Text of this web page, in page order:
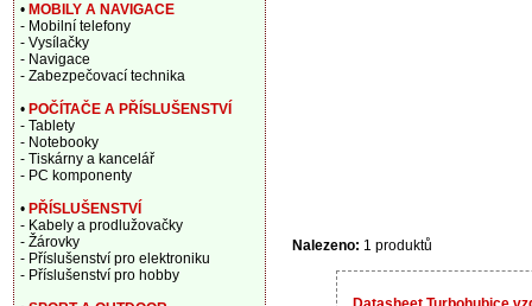
Nalezeno: 1 produktů
• MOBILY A NAVIGACE
- Mobilní telefony
- Vysílačky
- Navigace
- Zabezpečovací technika
• POČÍTAČE A PŘÍSLUŠENSTVÍ
- Tablety
- Notebooky
- Tiskárny a kancelář
- PC komponenty
• PŘÍSLUŠENSTVÍ
- Kabely a prodlužovačky
- Žárovky
- Příslušenství pro elektroniku
- Příslušenství pro hobby